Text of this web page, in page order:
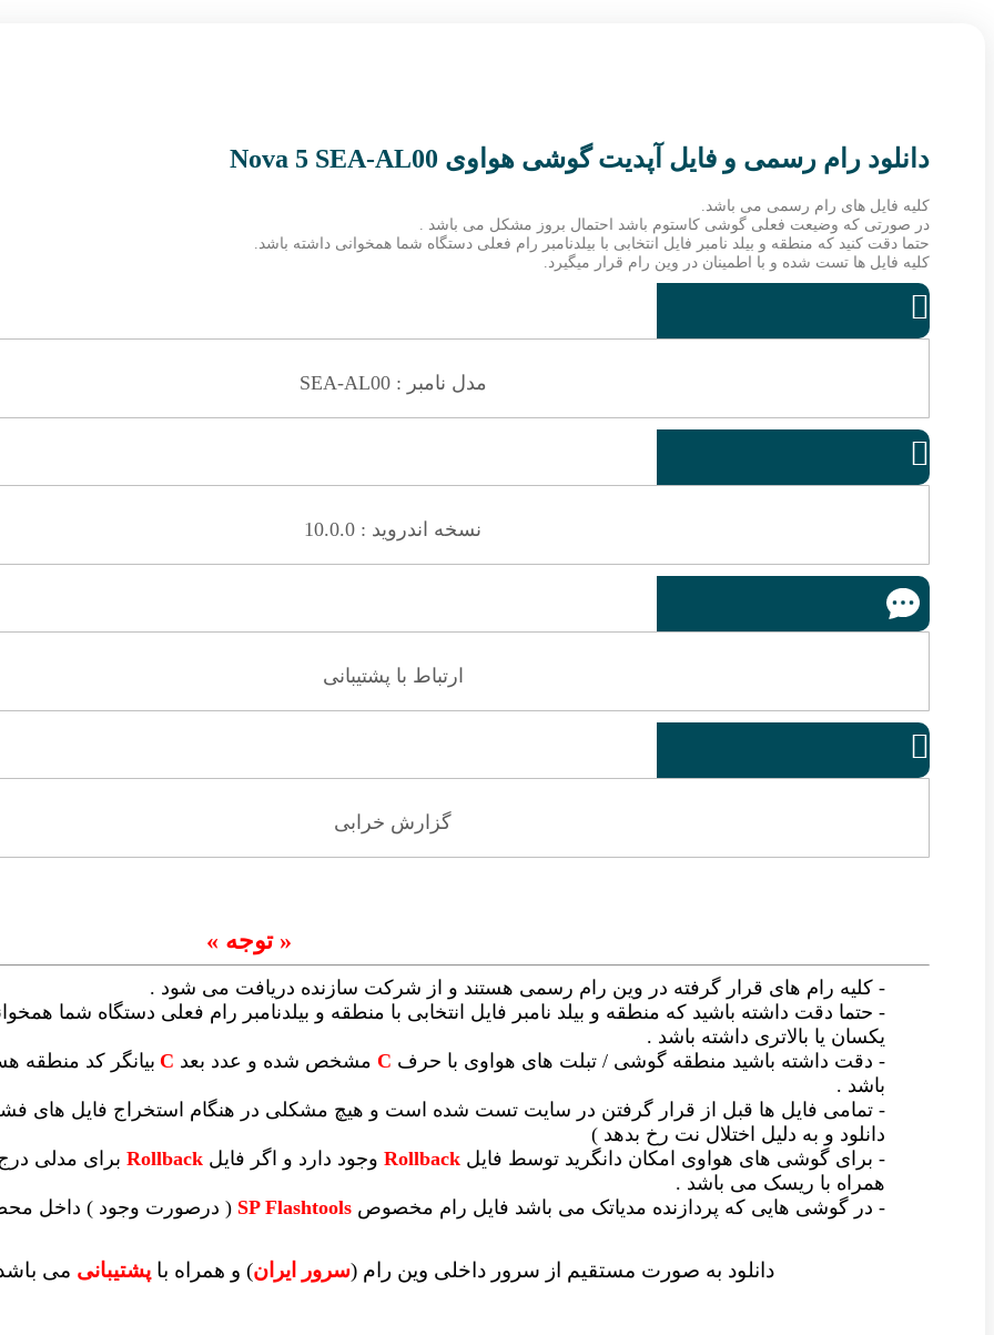
دانلود رام رسمی و فایل آپدیت گوشی هواوی Nova 5 SEA-AL00
کلیه فایل های رام رسمی می باشد.
در صورتی که وضیعت فعلی گوشی کاستوم باشد احتمال بروز مشکل می باشد .
حتما دقت کنید که منطقه و بیلد نامبر فایل انتخابی با بیلدنامبر رام فعلی دستگاه شما همخوانی داشته باشد.
کلیه فایل ها تست شده و با اطمینان در وین رام قرار میگیرد.

مدل نامبر : SEA-AL00

نسخه اندروید : 10.0.0
ارتباط با پشتیبانی

گزارش خرابی
« توجه »
- کلیه رام های قرار گرفته در وین رام رسمی هستند و از شرکت سازنده دریافت می شود .
- حتما دقت داشته باشید که منطقه و بیلد نامبر فایل انتخابی با منطقه و بیلدنامبر رام فعلی دستگاه شما
یکسان یا بالاتری داشته باشد .
- دقت داشته باشید منطقه گوشی / تبلت های هواوی با حرف C مشخص شده و عدد بعد C بیانگر کد منطقه
باشد .
- تمامی فایل ها قبل از قرار گرفتن در سایت تست شده است و هیچ مشکلی در هنگام استخراج فایل
دانلود و به دلیل اختلال نت رخ بدهد )
- برای گوشی های هواوی امکان دانگرید توسط فایل Rollback وجود دارد و اگر فایل Rollback برای مدلی
همراه با ریسک می باشد .
- در گوشی هایی که پردازنده مدیاتک می باشد فایل رام مخصوص SP Flashtools ( درصورت وجود ) داخل
دانلود به صورت مستقیم از سرور داخلی وین رام (سرور ایران) و همراه با پشتیبانی می